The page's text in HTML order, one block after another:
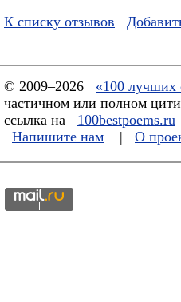
К списку отзывов
© 2009–2026 «100 лучших
частичном или полном
ссылка на
100bestpoems.ru
Напишите нам
| О